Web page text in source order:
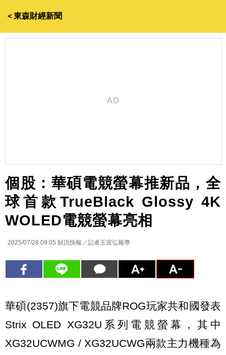
＜東森財經新聞
個股：華碩電競螢幕推新品，全
球首款TrueBlack Glossy 4K
WOLED電競螢幕亮相
2025/07/28 09:05 財訊快報／記者王宜弘報導
華碩(2357)旗下電競品牌ROG玩家共和國發表
Strix OLED XG32U系列電競螢幕，其中
XG32UCWMG / XG32UCWG兩款主力機種為